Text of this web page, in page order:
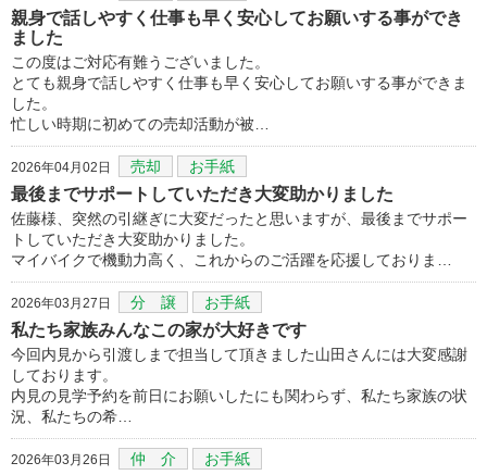
親身で話しやすく仕事も早く安心してお願いする事ができ
ました
この度はご対応有難うございました。
とても親身で話しやすく仕事も早く安心してお願いする事ができま
した。
忙しい時期に初めての売却活動が被…
2026年04月02日 売却 お手紙
最後までサポートしていただき大変助かりました
佐藤様、突然の引継ぎに大変だったと思いますが、最後までサポー
トしていただき大変助かりました。
マイバイクで機動力高く、これからのご活躍を応援しておりま…
2026年03月27日 分 譲 お手紙
私たち家族みんなこの家が大好きです
今回内見から引渡しまで担当して頂きました山田さんには大変感謝
しております。
内見の見学予約を前日にお願いしたにも関わらず、私たち家族の状
況、私たちの希…
2026年03月26日 仲 介 お手紙